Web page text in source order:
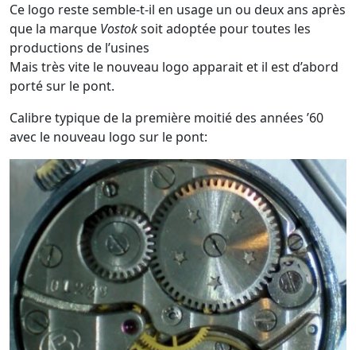
Ce logo reste semble-t-il en usage un ou deux ans après
que la marque Vostoksoit adoptée pour toutes les
productions de l’usines
Mais très vite le nouveau logo apparait et il est d’abord
porté sur le pont.
Calibre typique de la première moitié des années ’60
avec le nouveau logo sur le pont: